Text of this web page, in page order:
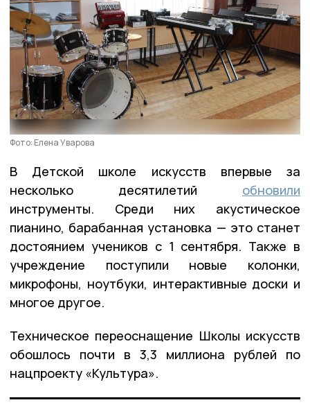
Фото: Елена Уварова
В Детской школе искусств впервые за
несколько десятилетий обновили
инструменты. Среди них акустическое
пианино, барабанная установка — это станет
достоянием учеников с 1 сентября. Также в
учреждение поступили новые колонки,
микрофоны, ноутбуки, интерактивные доски и
многое другое.
Техническое переоснащение Школы искусств
обошлось почти в 3,3 миллиона рублей по
нацпроекту «Культура».